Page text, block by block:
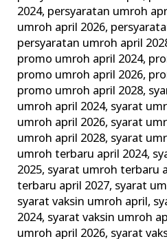
2024, persyaratan umroh
umroh april 2026,
persyaratan umroh april
promo umroh april 2024,
promo umroh april 2026,
promo umroh april 2028,
umroh april 2024, syarat
umroh april 2026, syarat
umroh april 2028, syarat
umroh terbaru april 2024,
2025, syarat umroh terbaru
terbaru april 2027, syarat
syarat vaksin umroh april,
2024, syarat vaksin umroh
umroh april 2026, syarat